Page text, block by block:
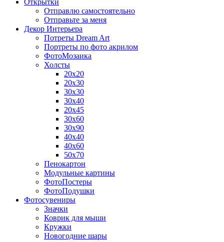
Отправлю самостоятельно
Отправьте за меня
Декор Интерьера
Потреты Dream Art
Портреты по фото акрилом
ФотоМозаика
Холсты
20х20
20х30
30х30
30х40
20х45
30х60
30х90
40х40
40х60
50х70
Пенокартон
Модульные картины
ФотоПостеры
ФотоПодушки
Фотоcувениры
Значки
Коврик для мыши
Кружки
Новогодние шары